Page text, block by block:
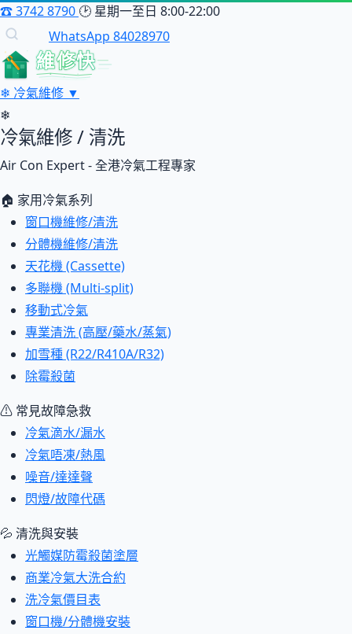
☎3742 8790 🕑 星期一至日 8:00-22:00
WhatsApp 84028970
維修快
❄ 冷氣維修 ▼
❄
冷氣維修 / 清洗
Air Con Expert - 全港冷氣工程專家
🏠 家用冷氣系列
窗口機維修/清洗
分體機維修/清洗
天花機 (Cassette)
多聯機 (Multi-split)
移動式冷氣
專業清洗 (高壓/藥水/蒸氣)
加雪種 (R22/R410A/R32)
除霉殺菌
⚠ 常見故障急救
冷氣滴水/漏水
冷氣唔凍/熱風
噪音/達達聲
閃燈/故障代碼
💦 清洗與安裝
光觸媒防霉殺菌塗層
商業冷氣大洗合約
洗冷氣價目表
窗口機/分體機安裝